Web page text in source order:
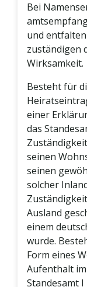
Bei
und
zuständigen
Wirksamkeit.
Besteht für
einer
das
seinen
seinen
solcher
Ausland
einem
wurde.
Form eines
Aufenthalt
Standesamt